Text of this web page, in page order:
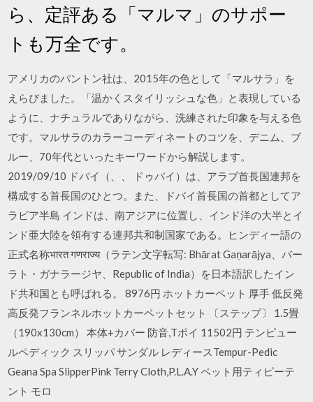
ら、定評ある「マルマ」のサポー
トも万全です。
アメリカのパントン社は、2015年の色として「マルサラ」を
えらびました。「温かくスタイリッシュな色」と表現している
ように、ナチュラルでありながら、洗練された印象を与える色
です。マルサラのカラーコーディネートのコツを、デニム、ブ
ルー、70年代といったキーワードから解説します。
2019/09/10 ドバイ（、、 ドゥバイ）は、アラブ首長国連邦を
構成する首長国のひとつ。また、ドバイ首長国の首都としてア
ラビア半島 インドは、南アジアに位置し、インド洋の大半とイ
ンド亜大陸を領有する連邦共和制国家である。ヒンディー語の
正式名称भारत गणराज्य（ラテン文字転写: Bhārat Gaṇarājya、バー
ラト・ガナラージヤ、Republic of India）を日本語訳したイン
ド共和国とも呼ばれる。 8976円 ホットカーペット 厚手 低反発
高反発フランネルホットカーペットセット 〔ステップ〕 1.5畳
（190x130cm） 本体+カバー 防音,Tポイ 11502円 テンピュー
ルペディック スリッパ サンダル レディースTempur-Pedic
Geana Spa SlipperPink Terry Cloth,P.L.A.Y ペット用ティピーテ
ント モロ